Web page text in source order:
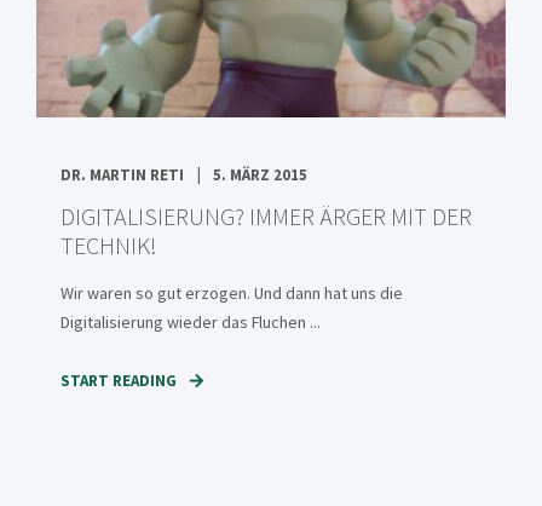
DR. MARTIN RETI 5. MÄRZ 2015
DIGITALISIERUNG? IMMER ÄRGER MIT DER
TECHNIK!
Wir waren so gut erzogen. Und dann hat uns die
Digitalisierung wieder das Fluchen ...
START READING